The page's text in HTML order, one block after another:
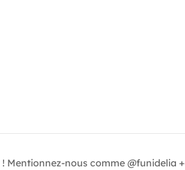
! Mentionnez-nous comme @funidelia +